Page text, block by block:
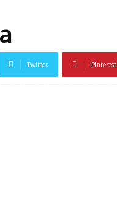
Twitter Pinterest